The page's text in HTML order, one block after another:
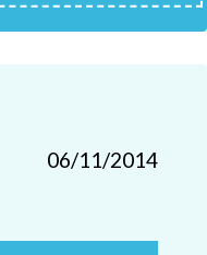
06/11/2014